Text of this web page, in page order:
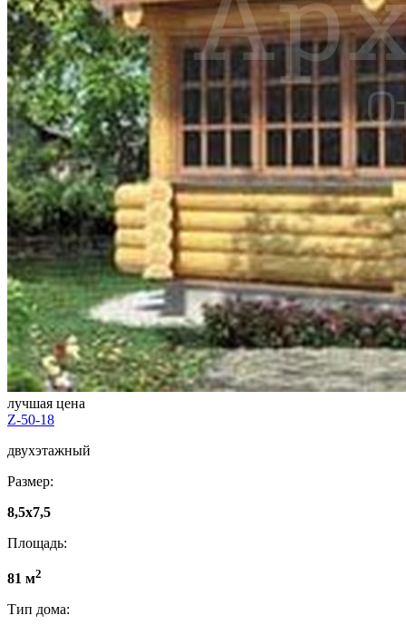
лучшая цена
Z-50-18
двухэтажный
Размер:
8,5x7,5
Площадь:
81 м2
Тип дома: